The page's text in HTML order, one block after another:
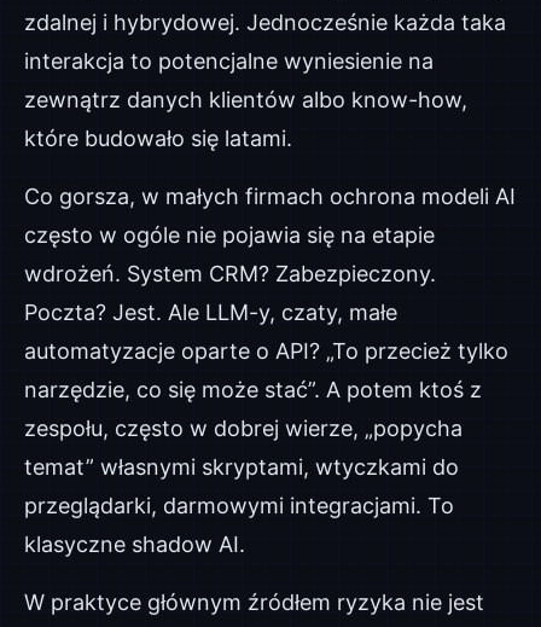
zdalnej i hybrydowej. Jednocześnie każda taka
interakcja to potencjalne wyniesienie na
zewnątrz danych klientów albo know-how,
które budowało się latami.
Co gorsza, w małych firmach ochrona modeli AI
często w ogóle nie pojawia się na etapie
wdrożeń. System CRM? Zabezpieczony.
Poczta? Jest. Ale LLM-y, czaty, małe
automatyzacje oparte o API? „To przecież tylko
narzędzie, co się może stać”. A potem ktoś z
zespołu, często w dobrej wierze, „popycha
temat” własnymi skryptami, wtyczkami do
przeglądarki, darmowymi integracjami. To
klasyczne shadow AI.
W praktyce głównym źródłem ryzyka nie jest